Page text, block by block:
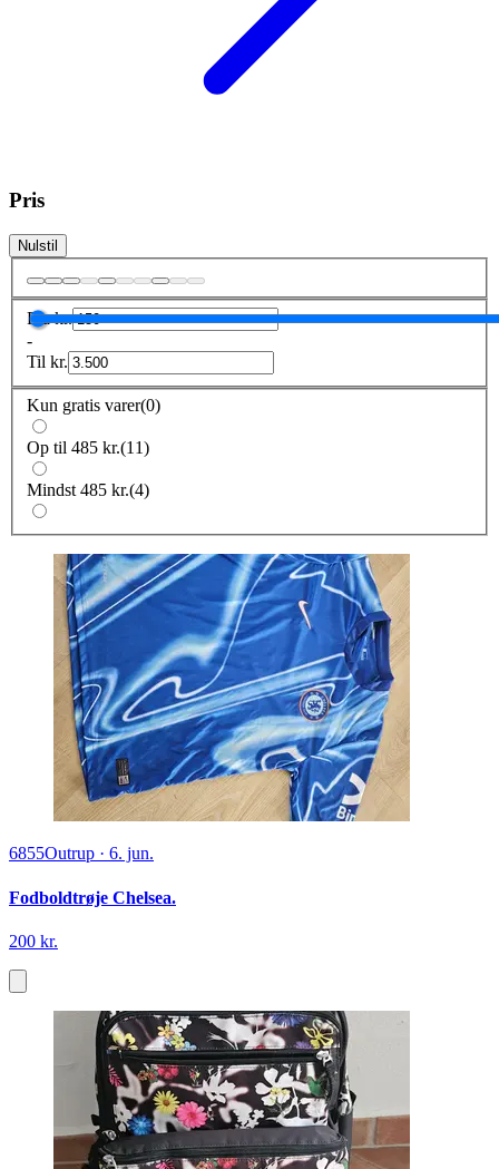
Pris
Nulstil
Frakr.
-
Til kr.
Kun gratis varer(0)
Op til 485 kr.(11)
Mindst 485 kr.(4)
6855Outrup · 6. jun.
Fodboldtrøje Chelsea.
200 kr.